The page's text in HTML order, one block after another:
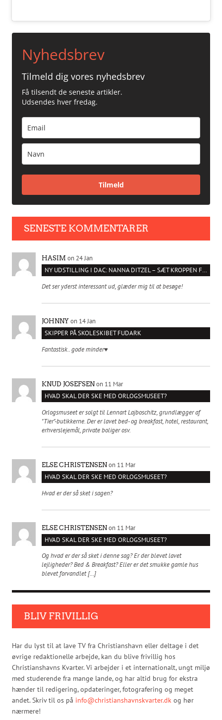
Nyhedsbrev
Tilmeld dig vores nyhedsbrev
Få tilsendt de seneste artikler.
Udsendes hver fredag.
Tilmeld
SENESTE KOMMENTARER
HASIM on 24 Jan
NY UDSTILLING I DAC: NANNA DITZEL – SÆT KROPPEN FRI
Det ser yderst interessant ud, glæder mig til at besøge!
JOHNNY on 14 Jan
SKIPPER PÅ SKOLESKIBET FUDARK
Fantastisk.. gode minder♥️
KNUD JOSEFSEN on 11 Mar
HVAD SKAL DER SKE MED ORLOGSMUSEET?
Orlogsmuseet er solgt til Lennart Lajboschitz, grundlægger af
"Tier"-butikkerne. Der er lavet bed- og breakfast, hotel, restaurant,
erhverslejemål, private boliger osv.
ELSE CHRISTENSEN on 11 Mar
HVAD SKAL DER SKE MED ORLOGSMUSEET?
Hvad er der så sket i sagen?
ELSE CHRISTENSEN on 11 Mar
HVAD SKAL DER SKE MED ORLOGSMUSEET?
Og hvad er der så sket i denne sag? Er der blevet lavet
lejligheder? Bed & Breakfast? Eller er det smukke gamle hus
blevet forvandlet […]
BLIV FRIVILLIG
Har du lyst til at lave TV fra Christianshavn eller deltage i det
øvrige redaktionelle arbejde, kan du blive frivillig hos
Christianshavns Kvarter. Vi arbejder i et internationalt, ungt miljø
med studerende fra mange lande, og har altid brug for ekstra
hænder til redigering, opdateringer, fotografering og meget
andet. Skriv til os på info@christianshavnskvarter.dk og hør
nærmere!